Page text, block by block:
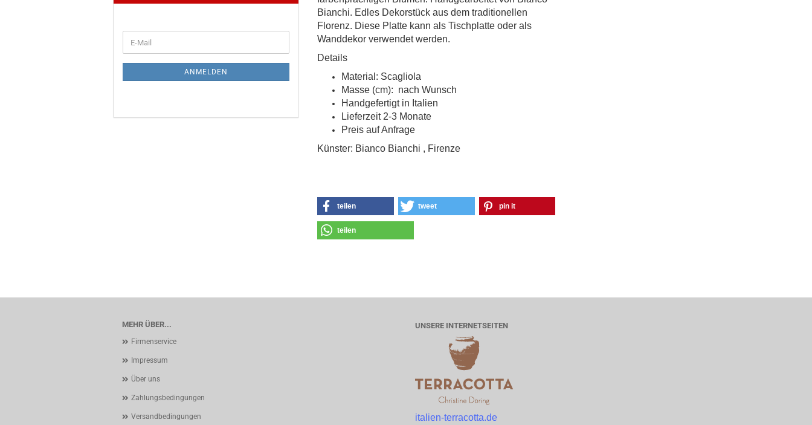
Bianchi. Edles Dekorstück aus dem traditionellen
Florenz. Diese Platte kann als Tischplatte oder als
Wanddekor verwendet werden.
Details
Material: Scagliola
Masse (cm): nach Wunsch
Handgefertigt in Italien
Lieferzeit 2-3 Monate
Preis auf Anfrage
Künster: Bianco Bianchi , Firenze
teilen tweet pin it
teilen
ZUR
E-
Mail
ANMELDEN
MEHR ÜBER...
Firmenservice
Impressum
Über uns
Zahlungsbedingungen
Versandbedingungen
UNSERE INTERNETSEITEN
italien-terracotta.de